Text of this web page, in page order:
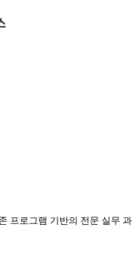
프로그램 기반의 전문 실무